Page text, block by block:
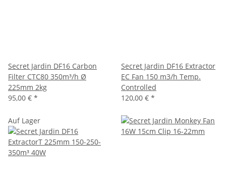
Secret Jardin DF16 Carbon
Filter CTC80 350m³/h Ø
225mm 2kg
95,00 € *
Secret Jardin DF16 Extractor
EC Fan 150 m3/h Temp.
Controlled
120,00 € *
Auf Lager